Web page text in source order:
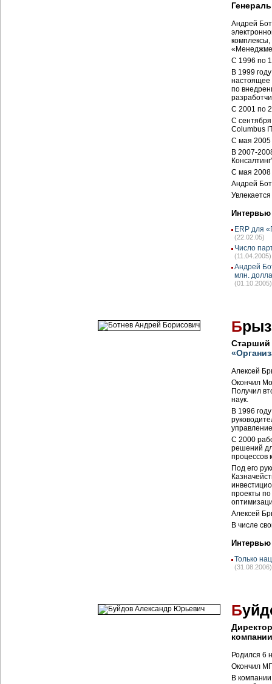
Андрей
С 1996 по
В 1999
настоящее
по
С 2001 по
С
Columbus
С мая 2005
В 2007-
C мая 2008
Андрей
Интервью
ERP для
(22.02.05)
Число
(11.04.2005)
Андрей
млн.
(01.10.2005)
Б
Старший
Алексей
Окончил
Получил
наук.
В 1996
С 2000
решений
процессов
Под его
проекты
Алексей
В числе
Интервью
Только
(31.08.2006)
Б
Родился 6
Окончил
В